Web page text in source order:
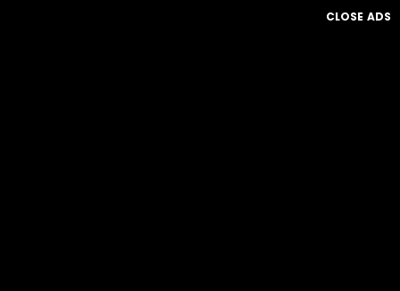
CLOSE ADS